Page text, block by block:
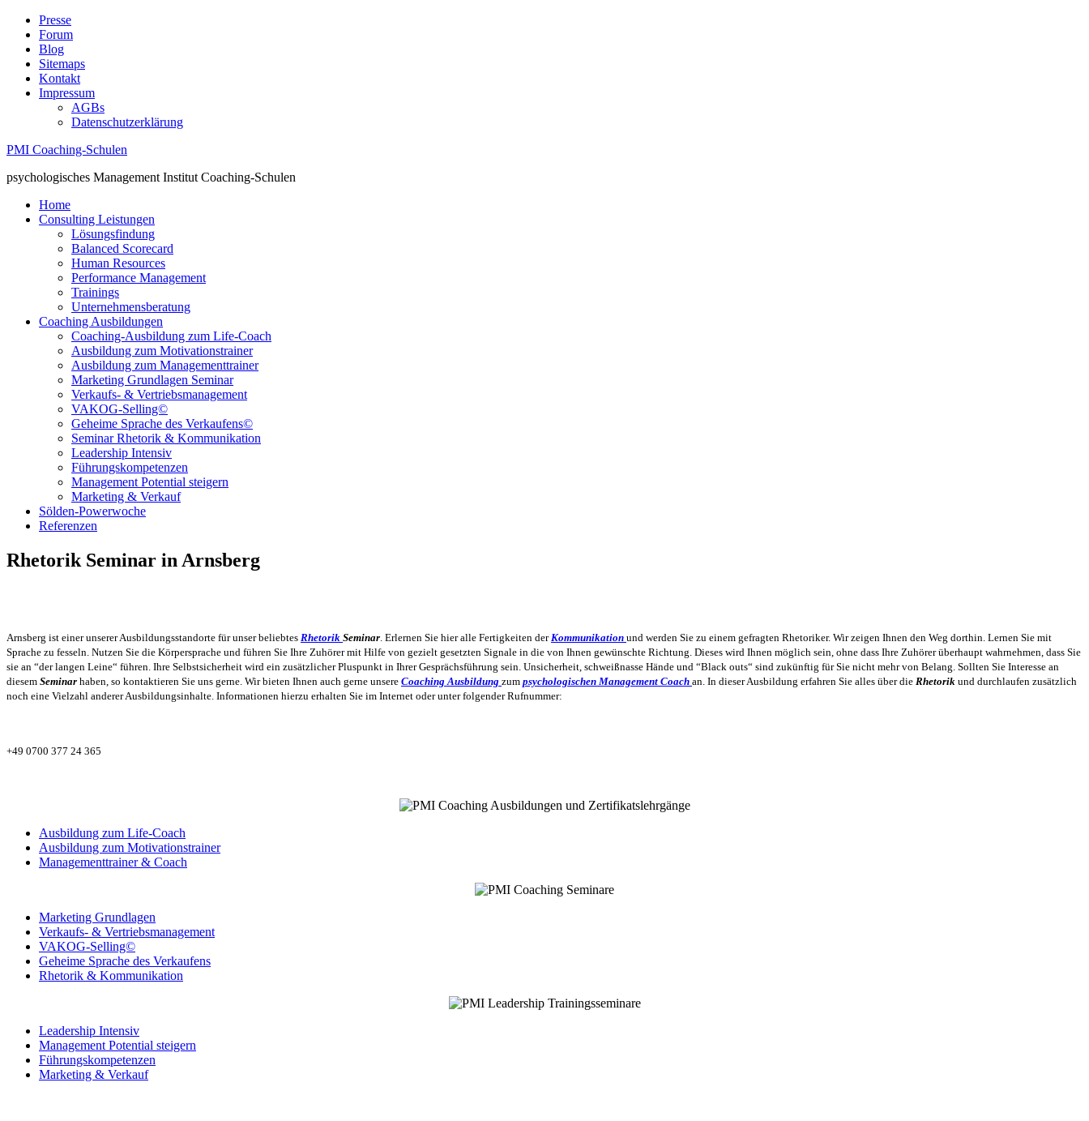
Presse
Forum
Blog
Sitemaps
Kontakt
Impressum
AGBs
Datenschutzerklärung
PMI Coaching-Schulen
psychologisches Management Institut Coaching-Schulen
Home
Consulting Leistungen
Lösungsfindung
Balanced Scorecard
Human Resources
Performance Management
Trainings
Unternehmensberatung
Coaching Ausbildungen
Coaching-Ausbildung zum Life-Coach
Ausbildung zum Motivationstrainer
Ausbildung zum Managementtrainer
Marketing Grundlagen Seminar
Verkaufs- & Vertriebsmanagement
VAKOG-Selling©
Geheime Sprache des Verkaufens©
Seminar Rhetorik & Kommunikation
Leadership Intensiv
Führungskompetenzen
Management Potential steigern
Marketing & Verkauf
Sölden-Powerwoche
Referenzen
Rhetorik Seminar in Arnsberg
Arnsberg ist einer unserer Ausbildungsstandorte für unser beliebtes Rhetorik Seminar . Erlernen Sie hier alle Fertigkeiten der Kommunikation und werden Sie zu einem gefragten Rhetoriker. Wir zeigen Ihnen den Weg dorthin. Lernen Sie mit
Sprache zu fesseln. Nutzen Sie die Körpersprache und führen Sie Ihre Zuhörer mit Hilfe von gezielt gesetzten Signale in die von Ihnen gewünschte Richtung. Dieses wird Ihnen möglich sein, ohne dass Ihre Zuhörer überhaupt wahrnehmen, dass Sie
sie an “der langen Leine“ führen. Ihre Selbstsicherheit wird ein zusätzlicher Pluspunkt in Ihrer Gesprächsführung sein. Unsicherheit, schweißnasse Hände und “Black outs“ sind zukünftig für Sie nicht mehr von Belang. Sollten Sie Interesse an
diesem Seminar haben, so kontaktieren Sie uns gerne. Wir bieten Ihnen auch gerne unsere Coaching Ausbildung zum psychologischen Management Coach an. In dieser Ausbildung erfahren Sie alles über die Rhetorik und durchlaufen zusätzlich
noch eine Vielzahl anderer Ausbildungsinhalte. Informationen hierzu erhalten Sie im Internet oder unter folgender Rufnummer:
+49 0700 377 24 365
Ausbildung zum Life-Coach
Ausbildung zum Motivationstrainer
Managementtrainer & Coach
Marketing Grundlagen
Verkaufs- & Vertriebsmanagement
VAKOG-Selling©
Geheime Sprache des Verkaufens
Rhetorik & Kommunikation
Leadership Intensiv
Management Potential steigern
Führungskompetenzen
Marketing & Verkauf